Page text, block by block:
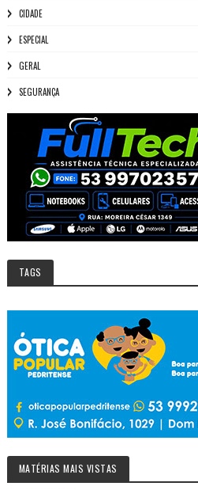
CIDADE
ESPECIAL
GERAL
SEGURANÇA
TAGS
MATÉRIAS MAIS VISTAS